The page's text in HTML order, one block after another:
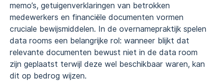
memo’s, getuigenverklaringen van betrokken
medewerkers en financiële documenten vormen
cruciale bewijsmiddelen. In de overnamepraktijk spelen
data rooms een belangrijke rol: wanneer blijkt dat
relevante documenten bewust niet in de data room
zijn geplaatst terwijl deze wel beschikbaar waren, kan
dit op bedrog wijzen.